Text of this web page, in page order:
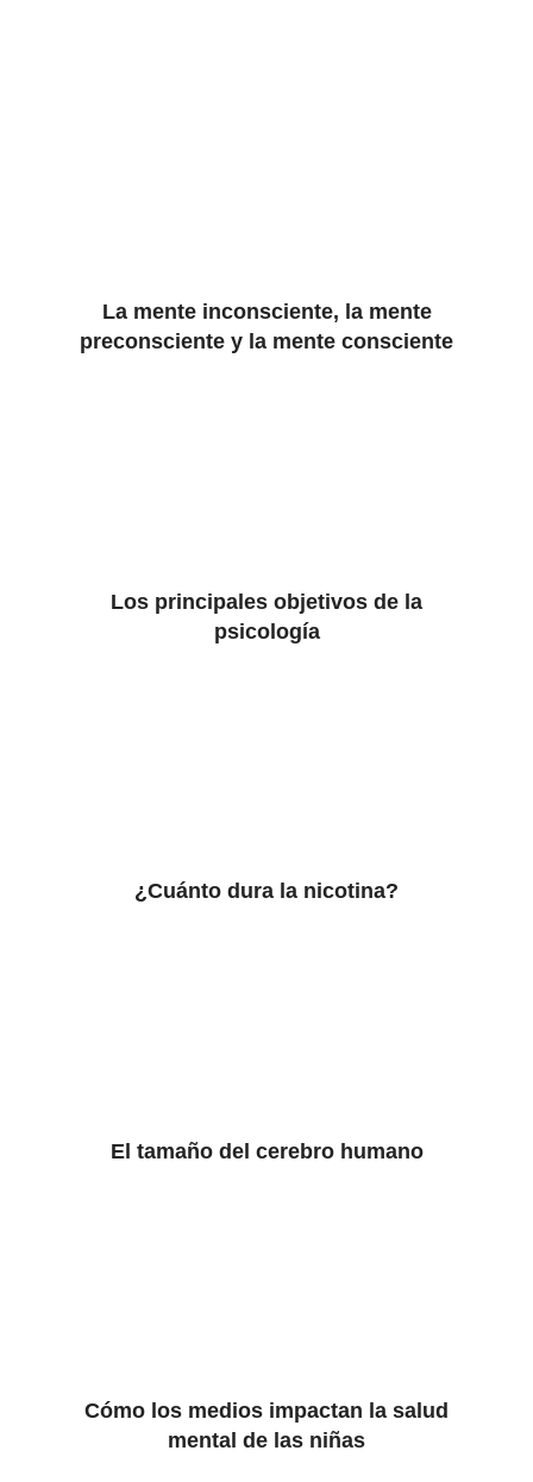
La mente inconsciente, la mente
preconsciente y la mente consciente
Los principales objetivos de la
psicología
¿Cuánto dura la nicotina?
El tamaño del cerebro humano
Cómo los medios impactan la salud
mental de las niñas